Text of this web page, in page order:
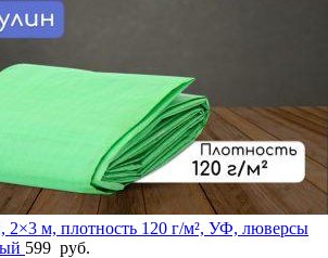
2×3 м, плотность 120 г/м², УФ, люверсы
599 руб.